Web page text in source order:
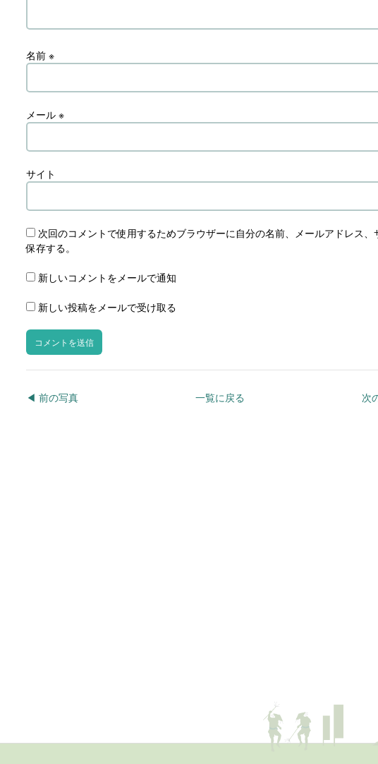
名前 ※
メール ※
サイト
次回のコメントで使用するためブラウザーに自分の名前、メールアドレス、
保存する。
新しいコメントをメールで通知
新しい投稿をメールで受け取る
◀︎ 前の写真 次
一覧に戻る